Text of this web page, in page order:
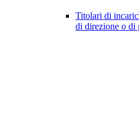
Titolari di
di direzione o di